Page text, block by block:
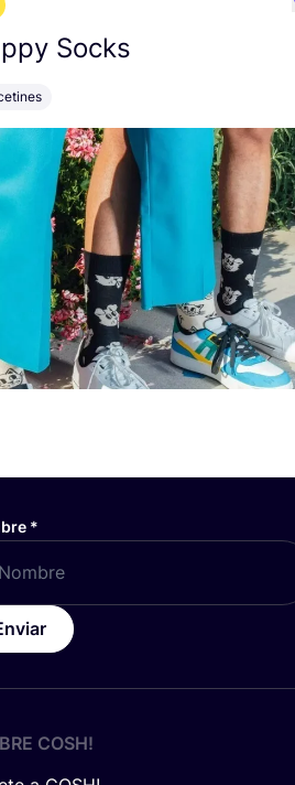
{nombre}
Socks
*
COSH!